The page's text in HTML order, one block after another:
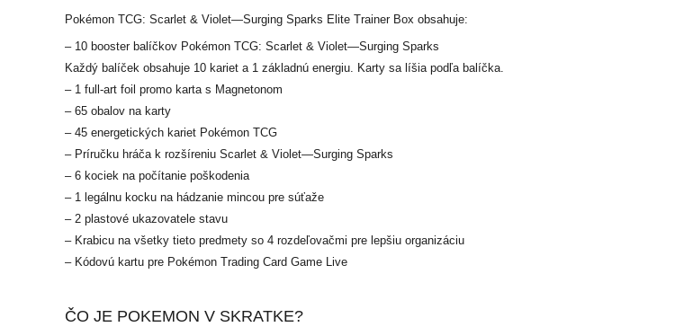
Pokémon TCG: Scarlet & Violet—Surging Sparks Elite Trainer Box obsahuje:
– 10 booster balíčkov Pokémon TCG: Scarlet & Violet—Surging Sparks
Každý balíček obsahuje 10 kariet a 1 základnú energiu. Karty sa líšia podľa balíčka.
– 1 full-art foil promo karta s Magnetonom
– 65 obalov na karty
– 45 energetických kariet Pokémon TCG
– Príručku hráča k rozšíreniu Scarlet & Violet—Surging Sparks
– 6 kociek na počítanie poškodenia
– 1 legálnu kocku na hádzanie mincou pre súťaže
– 2 plastové ukazovatele stavu
– Krabicu na všetky tieto predmety so 4 rozdeľovačmi pre lepšiu organizáciu
– Kódovú kartu pre Pokémon Trading Card Game Live
ČO JE POKEMON V SKRATKE?